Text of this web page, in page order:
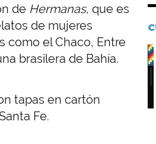
de Hermanas, que es
de mujeres
como el Chaco, Entre
brasilera de Bahía.
tapas en cartón
Fe.